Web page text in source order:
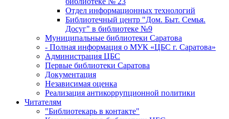
Отдел информационных технологий
Библиотечный центр "Дом. Быт. Семья.
Досуг" в библиотеке №9
Муниципальные библиотеки Саратова
- Полная информация о МУК «ЦБС г. Саратова»
Администрация ЦБС
Первые библиотеки Саратова
Документация
Независимая оценка
Реализация антикоррупционной политики
Читателям
"Библиотекарь в контакте"